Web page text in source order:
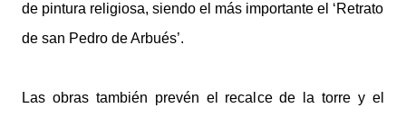
de pintura religiosa, siendo el más importante el ‘Retrato
de san Pedro de Arbués’.
Las obras también prevén el recalce de la torre y el